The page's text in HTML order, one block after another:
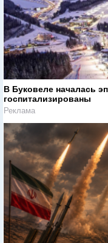
В Буковеле началась
госпитализированы
Реклама